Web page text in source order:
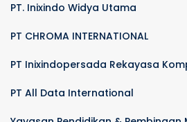
PT. Inixindo Widya Utama
PT CHROMA INTERNATIONAL
PT Inixindopersada Rekayasa
PT All Data International